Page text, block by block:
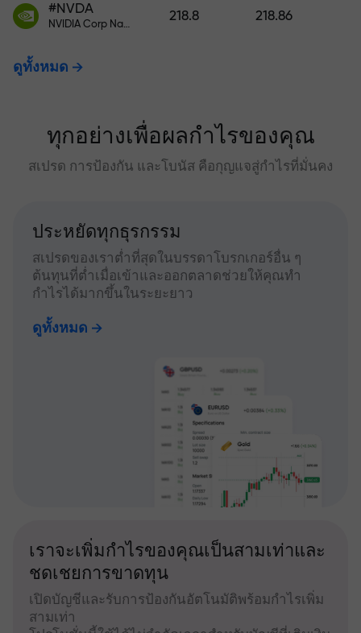
#NVDA
NVIDIA Corp Nasdaq Stock Exchange (Nasdaq) USD
218.8 218.86
ดูทั้งหมด
ทุกอย่างเพื่อผลกำไรของคุณ
สเปรด การป้องกัน และโบนัส คือกุญแจสู่กำไรที่มั่นคง
ประหยัดทุกธุรกรรม
สเปรดของเราต่ำที่สุดในบรรดาโบรกเกอร์อื่น ๆ
ต้นทุนที่ต่ำเมื่อเข้าและออกตลาดช่วยให้คุณทำ
กำไรได้มากขึ้นในระยะยาว
ดูทั้งหมด
เราจะเพิ่มกำไรของคุณเป็นสามเท่าและ
ชดเชยการขาดทุน
เปิดบัญชีและรับการป้องกันอัตโนมัติพร้อมกำไรเพิ่ม
สามเท่า